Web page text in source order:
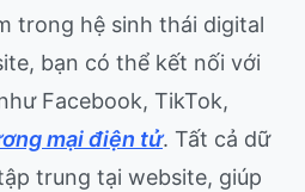
trong hệ sinh thái digital
bạn có thể kết nối với
Facebook, TikTok,
mại điện tử. Tất cả dữ
trung tại website, giúp